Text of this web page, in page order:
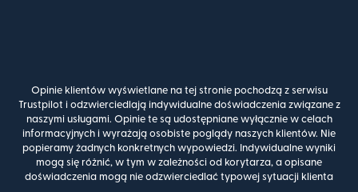
Opinie klientów wyświetlane na tej stronie pochodzą z serwisu
Trustpilot i odzwierciedlają indywidualne doświadczenia związane z
naszymi usługami. Opinie te są udostępniane wyłącznie w celach
informacyjnych i wyrażają osobiste poglądy naszych klientów. Nie
popieramy żadnych konkretnych wypowiedzi. Indywidualne wyniki
mogą się różnić, w tym w zależności od korytarza, a opisane
doświadczenia mogą nie odzwierciedlać typowej sytuacji klienta